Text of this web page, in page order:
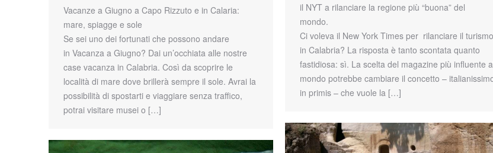
Vacanze a Giugno a Capo Rizzuto e in Calaria:
mare, spiagge e sole
Se sei uno dei fortunati che possono andare
in Vacanza a Giugno? Dai un’occhiata alle nostre
case vacanza in Calabria. Così da scoprire le
località di mare dove brillerà sempre il sole. Avrai la
possibilità di spostarti e viaggiare senza traffico,
potrai visitare musei o […]
il NYT a rilanciare la regione più “buona” del
mondo.
Ci voleva il New York Times per rilanciare il turismo
in Calabria? La risposta è tanto scontata quanto
fastidiosa: sì. La scelta del magazine più influente
mondo potrebbe cambiare il concetto –
in primis – che vuole la […]